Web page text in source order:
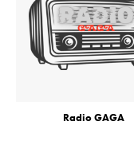
Radio GAGA